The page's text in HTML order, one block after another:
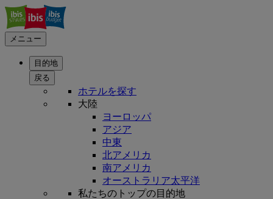
メニュー
目的地
戻る
ホテルを探す
大陸
ヨーロッパ
アジア
中東
北アメリカ
南アメリカ
オーストラリア太平洋
私たちのトップの目的地